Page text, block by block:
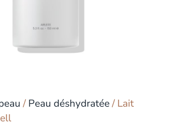
/ Peau déshydratée/ Lait